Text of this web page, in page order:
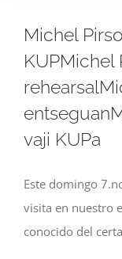
Michel
KUPMichel
vaji KUPa
Este domingo
visita en nuestro
conocido del